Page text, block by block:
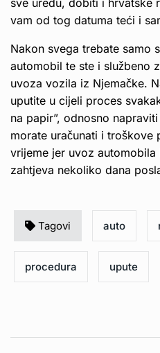
sve uredu, dobiti i hrvatske
vam od tog datuma teći i
Nakon svega trebate samo
automobil te ste i službeno
uvoza vozila iz Njemačke.
uputite u cijeli proces
na papir”, odnosno
morate uračunati i troškove
vrijeme jer uvoz
zahtjeva nekoliko dana
Tagovi auto
procedura upute